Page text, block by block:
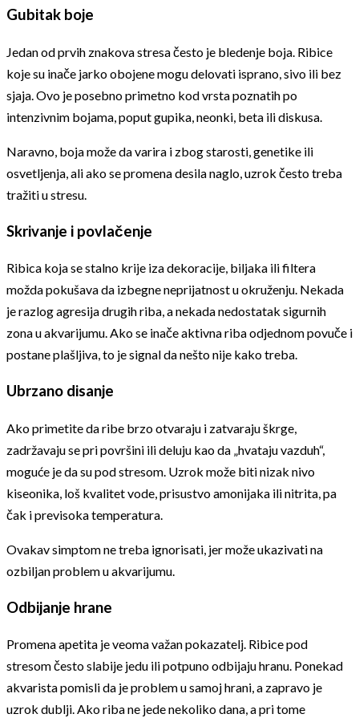
Gubitak boje
Jedan od prvih znakova stresa često je bledenje boja. Ribice
koje su inače jarko obojene mogu delovati isprano, sivo ili bez
sjaja. Ovo je posebno primetno kod vrsta poznatih po
intenzivnim bojama, poput gupika, neonki, beta ili diskusa.
Naravno, boja može da varira i zbog starosti, genetike ili
osvetljenja, ali ako se promena desila naglo, uzrok često treba
tražiti u stresu.
Skrivanje i povlačenje
Ribica koja se stalno krije iza dekoracije, biljaka ili filtera
možda pokušava da izbegne neprijatnost u okruženju. Nekada
je razlog agresija drugih riba, a nekada nedostatak sigurnih
zona u akvarijumu. Ako se inače aktivna riba odjednom povuče i
postane plašljiva, to je signal da nešto nije kako treba.
Ubrzano disanje
Ako primetite da ribe brzo otvaraju i zatvaraju škrge,
zadržavaju se pri površini ili deluju kao da „hvataju vazduh“,
moguće je da su pod stresom. Uzrok može biti nizak nivo
kiseonika, loš kvalitet vode, prisustvo amonijaka ili nitrita, pa
čak i previsoka temperatura.
Ovakav simptom ne treba ignorisati, jer može ukazivati na
ozbiljan problem u akvarijumu.
Odbijanje hrane
Promena apetita je veoma važan pokazatelj. Ribice pod
stresom često slabije jedu ili potpuno odbijaju hranu. Ponekad
akvarista pomisli da je problem u samoj hrani, a zapravo je
uzrok dublji. Ako riba ne jede nekoliko dana, a pri tome